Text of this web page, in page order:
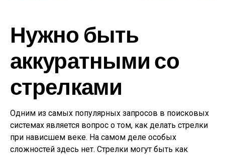
Нужно быть
аккуратными со
стрелками
Одним из самых популярных запросов в поисковых
системах является вопрос о том, как делать стрелки
при нависшем веке. На самом деле особых
сложностей здесь нет. Стрелки могут быть как